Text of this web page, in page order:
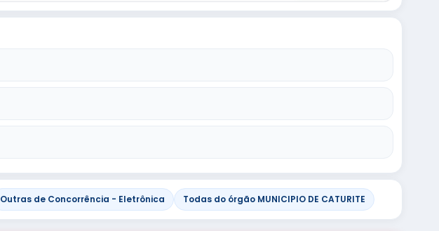
Outras de Concorrência - Eletrônica Todas do órgão MUNICIPIO DE CATURITE